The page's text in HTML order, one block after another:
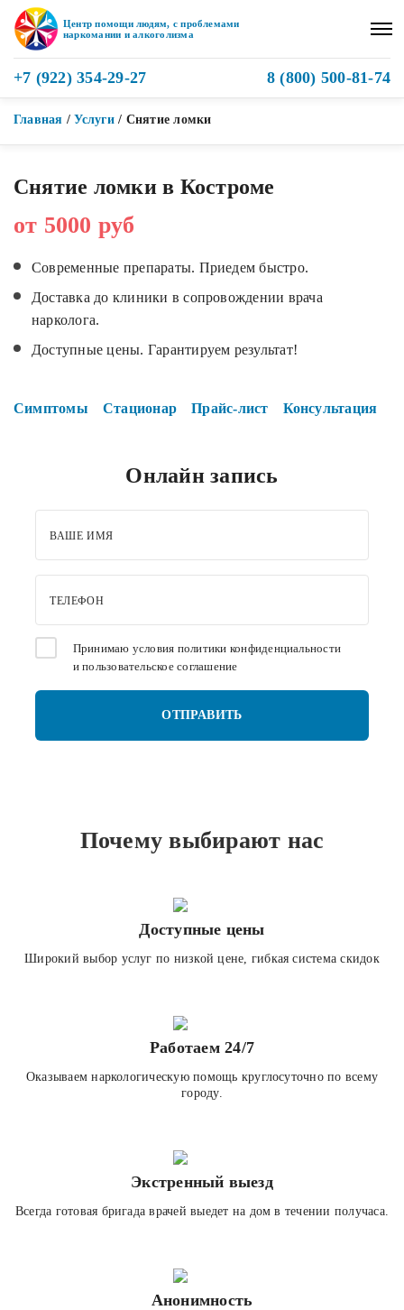
Центр помощи людям, с проблемами
наркомании и алкоголизма
+7 (922) 354-29-27 8 (800) 500-81-74
Главная /Услуги/ Снятие ломки
Снятие ломки в Костроме
от 5000 руб
Современные препараты. Приедем быстро.
Доставка до клиники в сопровождении врача
нарколога.
Доступные цены. Гарантируем результат!
Симптомы Стационар Прайс-лист Консультация
Онлайн запись
ВАШЕ ИМЯ
ТЕЛЕФОН
Принимаю условия политики конфиденциальности
ипользовательское соглашение
Почему выбирают нас
Доступные цены
Широкий выбор услуг по низкой цене, гибкая система скидок
Работаем 24/7
Оказываем наркологическую помощь круглосуточно по всему
городу.
Экстренный выезд
Всегда готовая бригада врачей выедет на дом в течении получаса.
Анонимность